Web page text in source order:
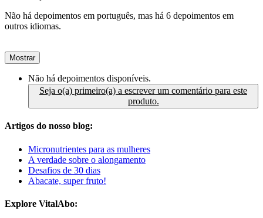
Não há depoimentos em português, mas há 6 depoimentos em
outros idiomas.
Mostrar
Não há depoimentos disponíveis.
Seja o(a) primeiro(a) a escrever um comentário para este
produto.
Artigos do nosso blog:
Micronutrientes para as mulheres
A verdade sobre o alongamento
Desafios de 30 dias
Abacate, super fruto!
Explore VitalAbo: